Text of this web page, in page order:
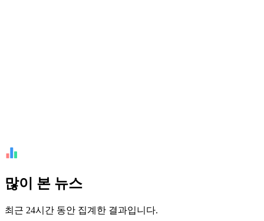
많이 본 뉴스
최근 24시간 동안 집계한 결과입니다.